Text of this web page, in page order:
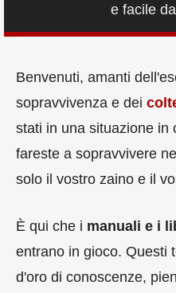
e facile
Benvenuti, amanti
sopravvivenza e dei
stati in una situazione in
fareste a sopravvivere
solo il vostro zaino e il
È qui che i manuali e i
entrano in gioco. Questi
d'oro di conoscenze,